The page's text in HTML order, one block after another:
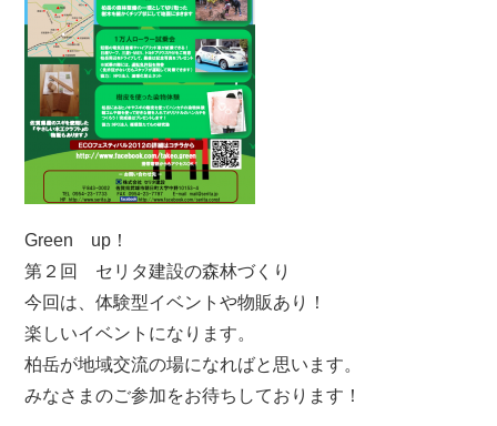
Green up！
第２回 セリタ建設の森林づくり
今回は、体験型イベントや物販あり！
楽しいイベントになります。
柏岳が地域交流の場になればと思います。
みなさまのご参加をお待ちしております！